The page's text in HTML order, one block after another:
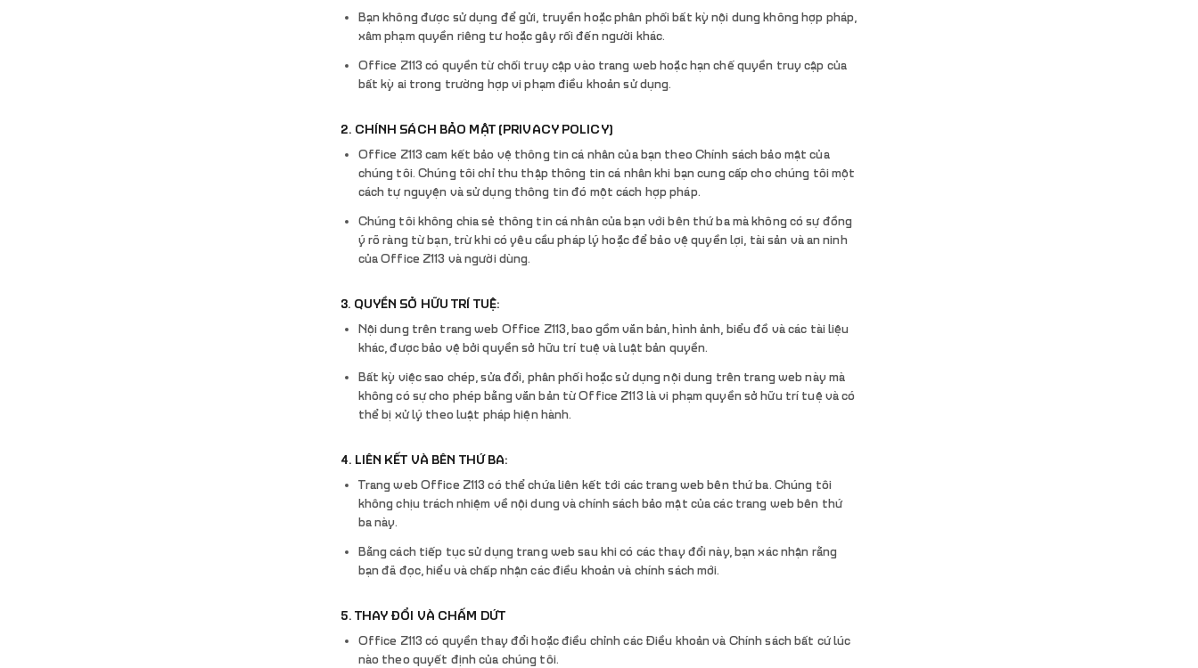
Bạn không được sử dụng để gửi, truyền hoặc phân phối bất kỳ nội dung không hợp pháp,
xâm phạm quyền riêng tư hoặc gây rối đến người khác.
Office Z113 có quyền từ chối truy cập vào trang web hoặc hạn chế quyền truy cập của
bất kỳ ai trong trường hợp vi phạm điều khoản sử dụng.
2. CHÍNH SÁCH BẢO MẬT (PRIVACY POLICY)
Office Z113 cam kết bảo vệ thông tin cá nhân của bạn theo Chính sách bảo mật của
chúng tôi. Chúng tôi chỉ thu thập thông tin cá nhân khi bạn cung cấp cho chúng tôi một
cách tự nguyện và sử dụng thông tin đó một cách hợp pháp.
Chúng tôi không chia sẻ thông tin cá nhân của bạn với bên thứ ba mà không có sự đồng
ý rõ ràng từ bạn, trừ khi có yêu cầu pháp lý hoặc để bảo vệ quyền lợi, tài sản và an ninh
của Office Z113 và người dùng.
3. QUYỀN SỞ HỮU TRÍ TUỆ:
Nội dung trên trang web Office Z113, bao gồm văn bản, hình ảnh, biểu đồ và các tài liệu
khác, được bảo vệ bởi quyền sở hữu trí tuệ và luật bản quyền.
Bất kỳ việc sao chép, sửa đổi, phân phối hoặc sử dụng nội dung trên trang web này mà
không có sự cho phép bằng văn bản từ Office Z113 là vi phạm quyền sở hữu trí tuệ và có
thể bị xử lý theo luật pháp hiện hành.
4. LIÊN KẾT VÀ BÊN THỨ BA:
Trang web Office Z113 có thể chứa liên kết tới các trang web bên thứ ba. Chúng tôi
không chịu trách nhiệm về nội dung và chính sách bảo mật của các trang web bên thứ
ba này.
Bằng cách tiếp tục sử dụng trang web sau khi có các thay đổi này, bạn xác nhận rằng
bạn đã đọc, hiểu và chấp nhận các điều khoản và chính sách mới.
5. THAY ĐỔI VÀ CHẤM DỨT
Office Z113 có quyền thay đổi hoặc điều chỉnh các Điều khoản và Chính sách bất cứ lúc
nào theo quyết định của chúng tôi.